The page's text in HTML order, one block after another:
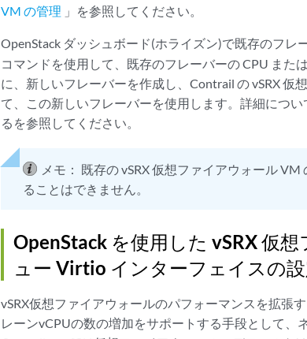
VM の管理 」を参照してください。
OpenStack ダッシュボード(ホライズン)で既存のフレ
コマンドを使用して、既存のフレーバーの CPU また
に、新しいフレーバーを作成し、Contrail の vSRX 仮
て、この新しいフレーバーを使用します。詳細につい
るを参照してください。
メモ： 既存の vSRX 仮想ファイアウォール
ることはできません。
OpenStack を使用した vSRX 仮
ュー Virtio インターフェイスの
vSRX仮想ファイアウォールのパフォーマンスを拡張
レーンvCPUの数の増加をサポートする手段として、